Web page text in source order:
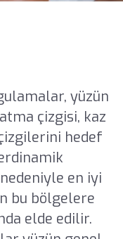
yüzün
çizgisi, kaz
hedef
en iyi
bu bölgelere
elde edilir.